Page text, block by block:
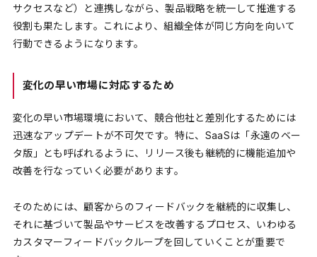
サクセスなど）と連携しながら、製品戦略を統一して推進する
役割も果たします。これにより、組織全体が同じ方向を向いて
行動できるようになります。
変化の早い市場に対応するため
変化の早い市場環境において、競合他社と差別化するためには
迅速なアップデートが不可欠です。特に、SaaSは「永遠のベー
タ版」とも呼ばれるように、リリース後も継続的に機能追加や
改善を行なっていく必要があります。
そのためには、顧客からのフィードバックを継続的に収集し、
それに基づいて製品やサービスを改善するプロセス、いわゆる
カスタマーフィードバックループを回していくことが重要で